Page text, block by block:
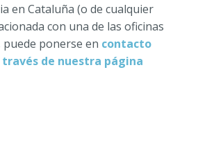
en Cataluña (o de cualquier
con una de las oficinas
ponerse en contacto
de nuestra página